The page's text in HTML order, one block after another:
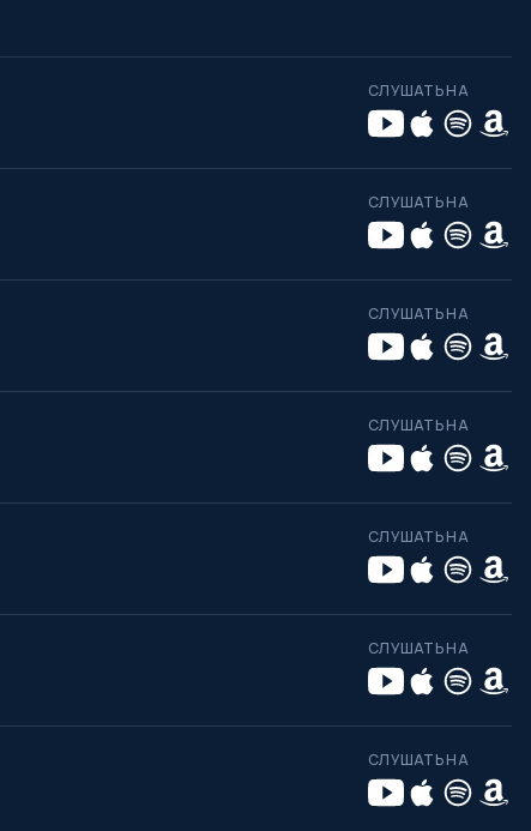
СЛУШАТЬ НА
СЛУШАТЬ НА
СЛУШАТЬ НА
СЛУШАТЬ НА
СЛУШАТЬ НА
СЛУШАТЬ НА
СЛУШАТЬ НА